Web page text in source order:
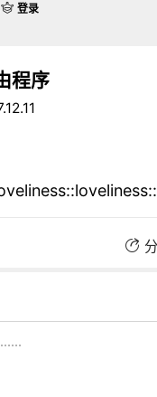
程序
登录